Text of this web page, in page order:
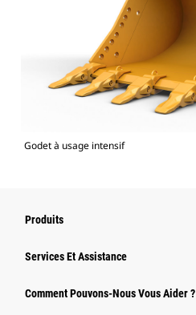
Godet à usage intensif
Produits
Services Et Assistance
Comment Pouvons-Nous Vous Aider ?